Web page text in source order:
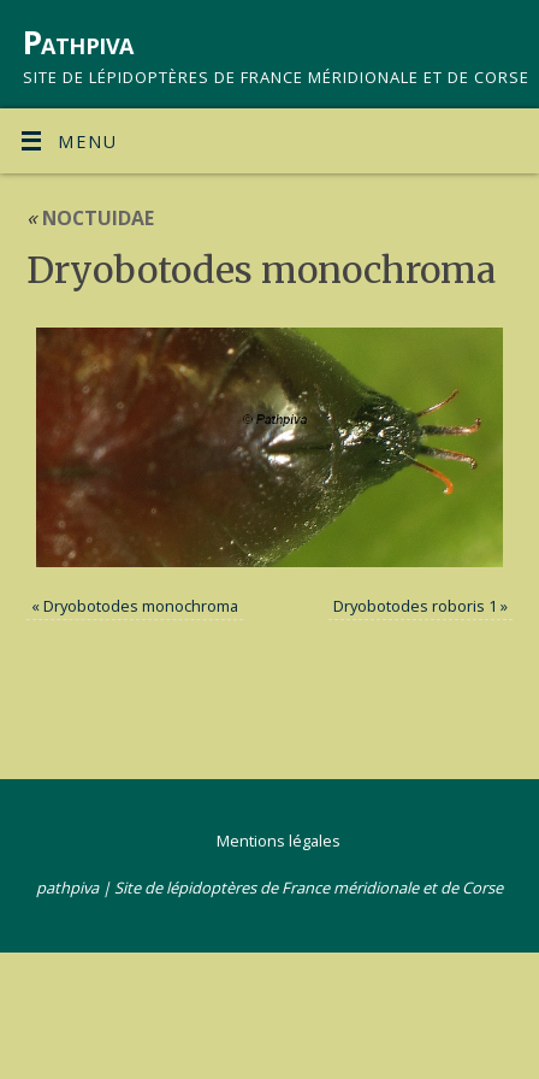
Pathpiva
SITE DE LÉPIDOPTÈRES DE FRANCE MÉRIDIONALE ET DE CORSE
MENU
«NOCTUIDAE
Dryobotodes monochroma
«Dryobotodes monochroma Dryobotodes roboris 1 »
Mentions légales
pathpiva | Site de lépidoptères de France méridionale et de Corse